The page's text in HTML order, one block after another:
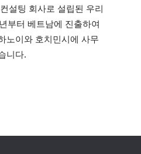
설팅 회사로 설립된 우리
부터 베트남에 진출하여
노이와 호치민시에 사무
니다.